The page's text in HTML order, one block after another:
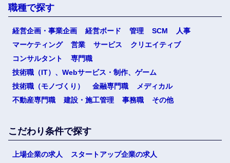
職種で探す
経営企画・事業企画 経営ボード 管理 SCM
人事
マーケティング
営業 サービス
クリエイティブ
コンサルタント
専門職
技術職（IT）、Webサービス・制作、ゲーム
技術職（モノづくり）
金融専門職
メディカル
不動産専門職
建設・施工管理 事務職 その他
こだわり条件で探す
上場企業の求人
スタートアップ企業の求人